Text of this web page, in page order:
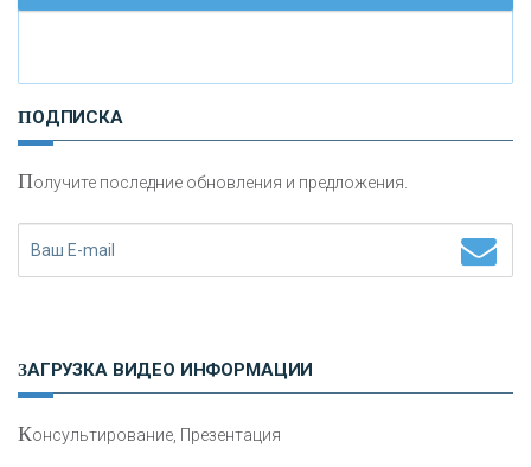
И
сохранения и увеличения капитала
ПОДПИСКА
Получите последние обновления и предложения.
ЗАГРУЗКА ВИДЕО ИНФОРМАЦИИ
Консультирование, Презентация